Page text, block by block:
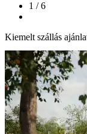
1 / 6
Kiemelt szállás